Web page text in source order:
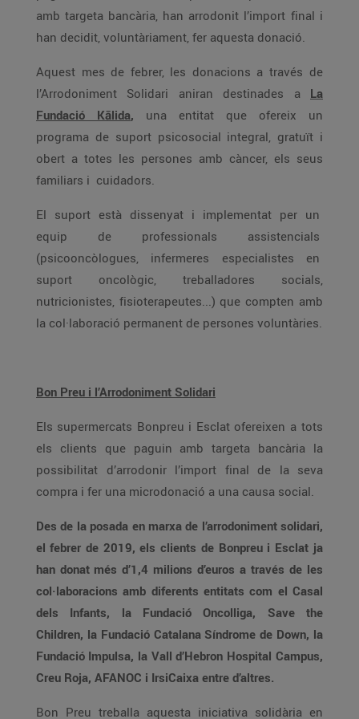
amb targeta bancària, han arrodonit l’import final i
han decidit, voluntàriament, fer aquesta donació.
Aquest mes de febrer, les donacions a través de
l’Arrodoniment Solidari aniran destinades a La
Fundació Kālida, una entitat que ofereix un
programa de suport psicosocial integral, gratuït i
obert a totes les persones amb càncer, els seus
familiars i cuidadors.
El suport està dissenyat i implementat per un
equip de professionals assistencials
(psicooncòlogues, infermeres especialistes en
suport oncològic, treballadores socials,
nutricionistes, fisioterapeutes...) que compten amb
la col·laboració permanent de persones voluntàries.
Bon Preu i l’Arrodoniment Solidari
Els supermercats Bonpreu i Esclat ofereixen a tots
els clients que paguin amb targeta bancària la
possibilitat d’arrodonir l’import final de la seva
compra i fer una microdonació a una causa social.
Des de la posada en marxa de l’arrodoniment solidari,
el febrer de 2019, els clients de Bonpreu i Esclat ja
han donat més d’1,4 milions d’euros a través de les
col·laboracions amb diferents entitats com el Casal
dels Infants, la Fundació Oncolliga, Save the
Children, la Fundació Catalana Síndrome de Down, la
Fundació Impulsa, la Vall d’Hebron Hospital Campus,
Creu Roja, AFANOC i IrsiCaixa entre d’altres.
Bon Preu treballa aquesta iniciativa solidària en